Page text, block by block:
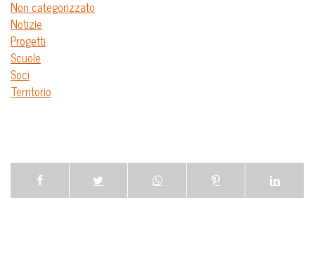
Non categorizzato
Notizie
Progetti
Scuole
Soci
Territorio